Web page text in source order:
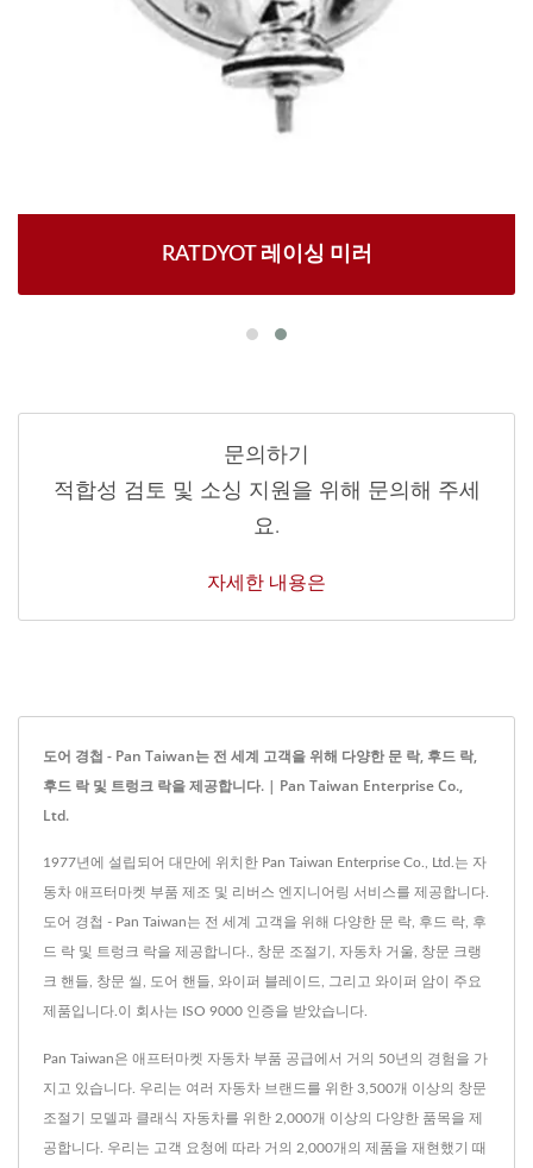
RATDYOT 레이싱 미러
문의하기
적합성 검토 및 소싱 지원을 위해 문의해 주세
요.
자세한 내용은
도어 경첩 - Pan Taiwan는 전 세계 고객을 위해 다양한 문 락, 후드 락,
후드 락 및 트렁크 락을 제공합니다. | Pan Taiwan Enterprise Co.,
Ltd.
1977년에 설립되어 대만에 위치한 Pan Taiwan Enterprise Co., Ltd.는 자
동차 애프터마켓 부품 제조 및 리버스 엔지니어링 서비스를 제공합니다.
도어 경첩 - Pan Taiwan는 전 세계 고객을 위해 다양한 문 락, 후드 락, 후
드 락 및 트렁크 락을 제공합니다., 창문 조절기, 자동차 거울, 창문 크랭
크 핸들, 창문 씰, 도어 핸들, 와이퍼 블레이드, 그리고 와이퍼 암이 주요
제품입니다.이 회사는 ISO 9000 인증을 받았습니다.
Pan Taiwan은 애프터마켓 자동차 부품 공급에서 거의 50년의 경험을 가
지고 있습니다. 우리는 여러 자동차 브랜드를 위한 3,500개 이상의 창문
조절기 모델과 클래식 자동차를 위한 2,000개 이상의 다양한 품목을 제
공합니다. 우리는 고객 요청에 따라 거의 2,000개의 제품을 재현했기 때